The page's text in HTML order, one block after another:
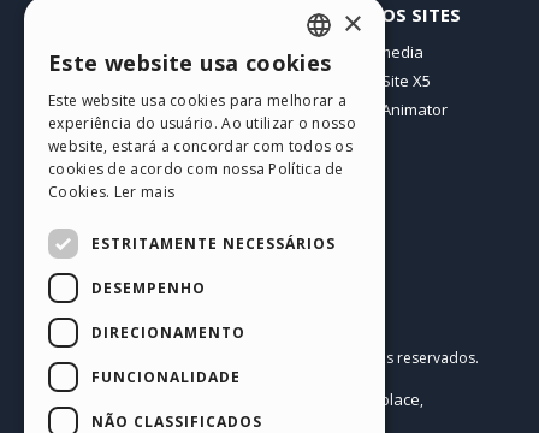
Meus posts
Download
Hospedagem Web
Meus Créditos
OUTROS SITES
Incomedia
WebSite X5
WebAnimator
Português BR
Copyright © 2026
Todos os direitos reservados.
P.IVA IT07514640015
Help Center / Marketplace,
Templates,Objects|Política de Privacidade
ENGLISH
ITALIAN
GERMAN
PORTUGUESE
×
Este website usa cookies
Este website usa cookies para melhorar a
experiência do usuário. Ao utilizar o nosso
website, estará a concordar com todos os
cookies de acordo com nossa Política de
Cookies. Ler mais
ESTRITAMENTE NECESSÁRIOS
DESEMPENHO
DIRECIONAMENTO
FUNCIONALIDADE
NÃO CLASSIFICADOS